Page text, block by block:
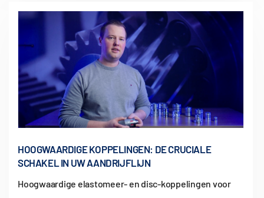
HOOGWAARDIGE KOPPELINGEN: DE CRUCIALE
SCHAKEL IN UW AANDRIJFLIJN
Hoogwaardige elastomeer- en disc-koppelingen voor